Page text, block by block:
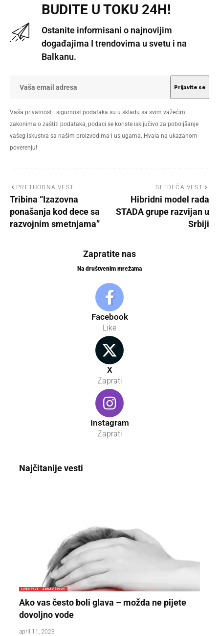
BUDITE U TOKU 24H!
Ostanite informisani o najnovijim
događajima I trendovima u svetu i na
Balkanu.
Vaša privatnost i sigurnost podataka su u skladu sa svim važećim
zakonima o zaštiti podataka, podaci se koriste isključivo za poboljšanje
vašeg iskustva sa našim proizvodima i uslugama. Hvala na ukazanom
poverenju!
PRETHODNA VEST
Tribina “Izazovna
ponašanja kod dece sa
razvojnim smetnjama”
SLEDEĆA VEST
Hibridni model rada
STADA grupe razvijan u
Srbiji
Zapratite nas
Na društvenim mrežama
Facebook
Like
X
Zaprati
Instagram
Zaprati
Najčitanije vesti
LIFESTYLE ZDRAV ŽIVOT
Ako vas često boli glava – možda ne pijete
dovoljno vode
april 11, 2023